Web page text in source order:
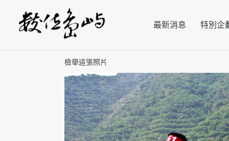
最新消息 特別企
檢舉這張照片